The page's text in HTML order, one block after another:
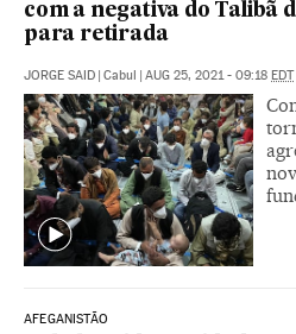
com a negativa do Talibã
para retirada
JORGE SAID Cabul AUG 25, 2021 - 09:18 EDT
AFEGANISTÃO